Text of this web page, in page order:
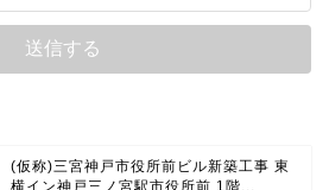
(仮称)三宮神戸市役所前ビル新築工事 東